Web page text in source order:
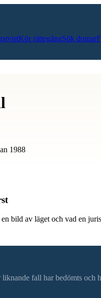
Kör rättegångSök domar
1988
bild av läget och vad en
fall har bedömts